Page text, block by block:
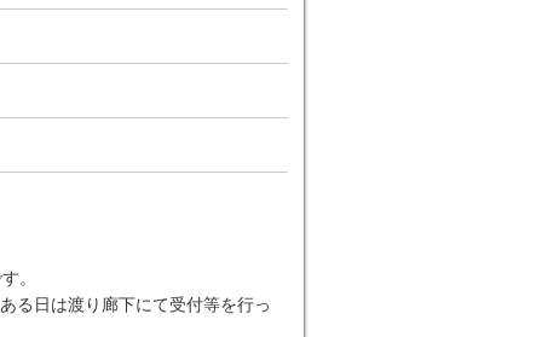
。
る日は渡り廊下にて受付等を行っ